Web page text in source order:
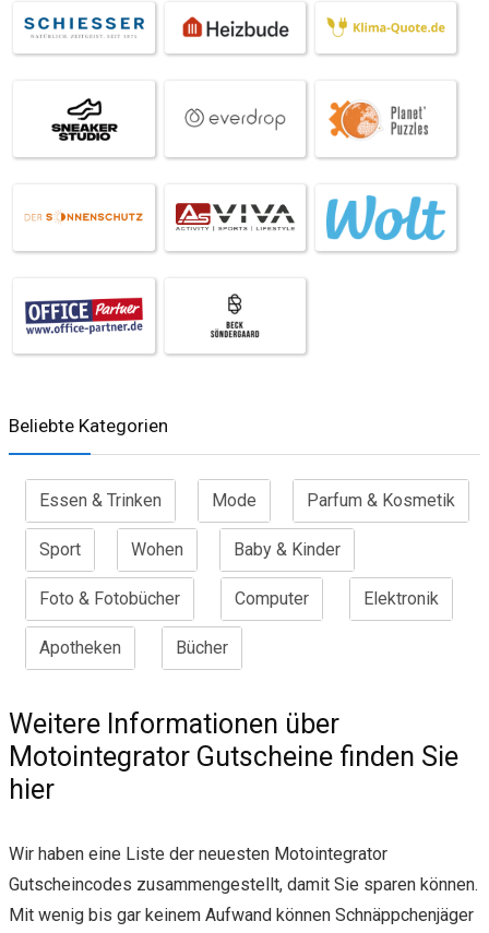
Beliebte Kategorien
Essen & Trinken Mode Parfum & Kosmetik
Sport Wohen Baby & Kinder
Foto & Fotobücher Computer Elektronik
Apotheken Bücher
Weitere Informationen über
Motointegrator Gutscheine finden Sie
hier
Wir haben eine Liste der neuesten Motointegrator
Gutscheincodes zusammengestellt, damit Sie sparen können.
Mit wenig bis gar keinem Aufwand können Schnäppchenjäger